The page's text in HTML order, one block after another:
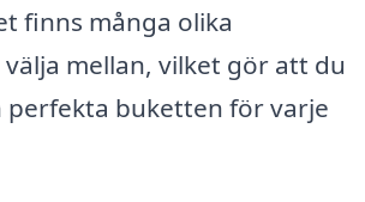
finns många olika
mellan, vilket gör att du
perfekta buketten för varje